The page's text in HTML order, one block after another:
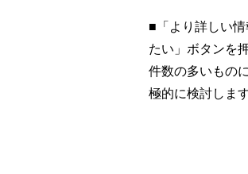
■「より詳しい
たい」ボタンを
件数の多いもの
極的に検討します